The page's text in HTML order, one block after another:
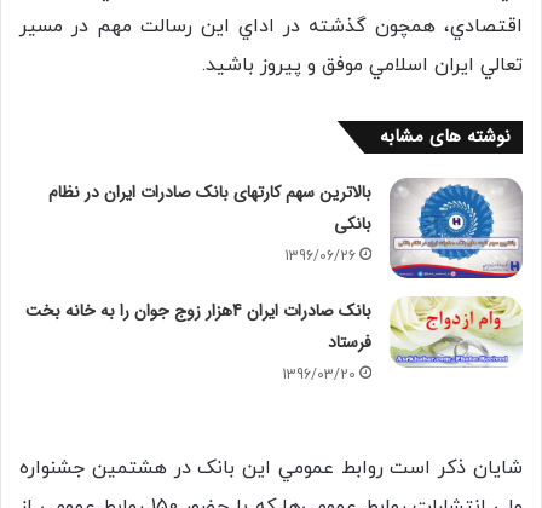
اقتصادي، همچون گذشته در اداي اين رسالت مهم در مسير
تعالي ايران اسلامي موفق و پيروز باشيد.
نوشته های مشابه
بالاترین سهم کارتهای بانک صادرات ایران در نظام
بانکی
1396/06/26
بانک صادرات ایران 4هزار زوج جوان را به خانه بخت
فرستاد
1396/03/20
شايان ذکر است روابط عمومي اين بانک در هشتمین جشنواره